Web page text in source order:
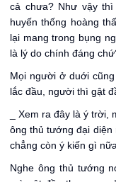
cả chưa? Như vậy
huyến thống hoàng
lại mang trong bụng
là lý do chính đáng
Mọi người ở duới
lắc đầu, người thì gật
_ Xem ra đây là ý
ông thủ tướng đại diện
chẳng còn ý kiến gì
Nghe ông thủ tướng